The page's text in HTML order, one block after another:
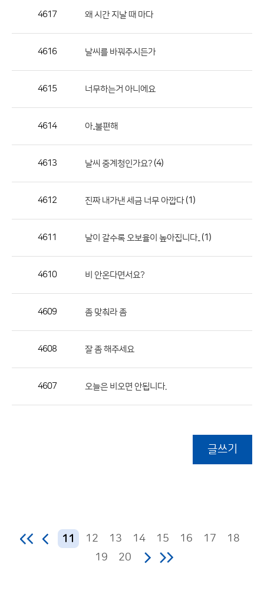
호,
록
공
4617 왜 시간 지날 때 마다
4616 날씨를 바꿔주시든가
4615 너무하는거 아니에요
4614 아..불편해
4613 날씨 중계청인가요? (4)
4612 진짜 내가낸 세금 너무 아깝다(1)
4611 날이 갈수록 오보율이 높아집니다.. (1)
4610 비 안온다면서요?
4609 좀 맞춰라 좀
4608 잘 좀 해주세요
4607 오늘은 비오면 안됩니다.
글쓰기
11 12 13 14 15 16 17
18
19
20